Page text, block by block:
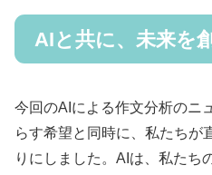
AIと共に、未来を
今回のAIによる作文分析のニ
らす希望と同時に、私たちが
りにしました。AIは、私たち